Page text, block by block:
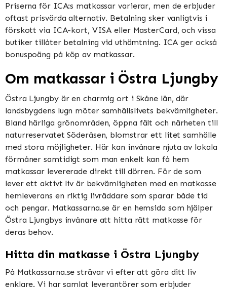
Priserna för ICA:s matkassar varierar, men de erbjuder
oftast prisvärda alternativ. Betalning sker vanligtvis i
förskott via ICA-kort, VISA eller MasterCard, och vissa
butiker tillåter betalning vid uthämtning. ICA ger också
bonuspoäng på köp av matkassar​​.
Om matkassar i Östra Ljungby
Östra Ljungby är en charmig ort i Skåne län, där
landsbygdens lugn möter samhällslivets bekvämligheter.
Bland härliga grönområden, öppna fält och närheten till
naturreservatet Söderåsen, blomstrar ett litet samhälle
med stora möjligheter. Här kan invånare njuta av lokala
förmåner samtidigt som man enkelt kan få hem
matkassar levererade direkt till dörren. För de som
lever ett aktivt liv är bekvämligheten med en matkasse
hemleverans en riktig livräddare som sparar både tid
och pengar. Matkassarna.se är en hemsida som hjälper
Östra Ljungbys invånare att hitta rätt matkasse för
deras behov.
Hitta din matkasse i Östra Ljungby
På Matkassarna.se strävar vi efter att göra ditt liv
enklare. Vi har samlat leverantörer som erbjuder